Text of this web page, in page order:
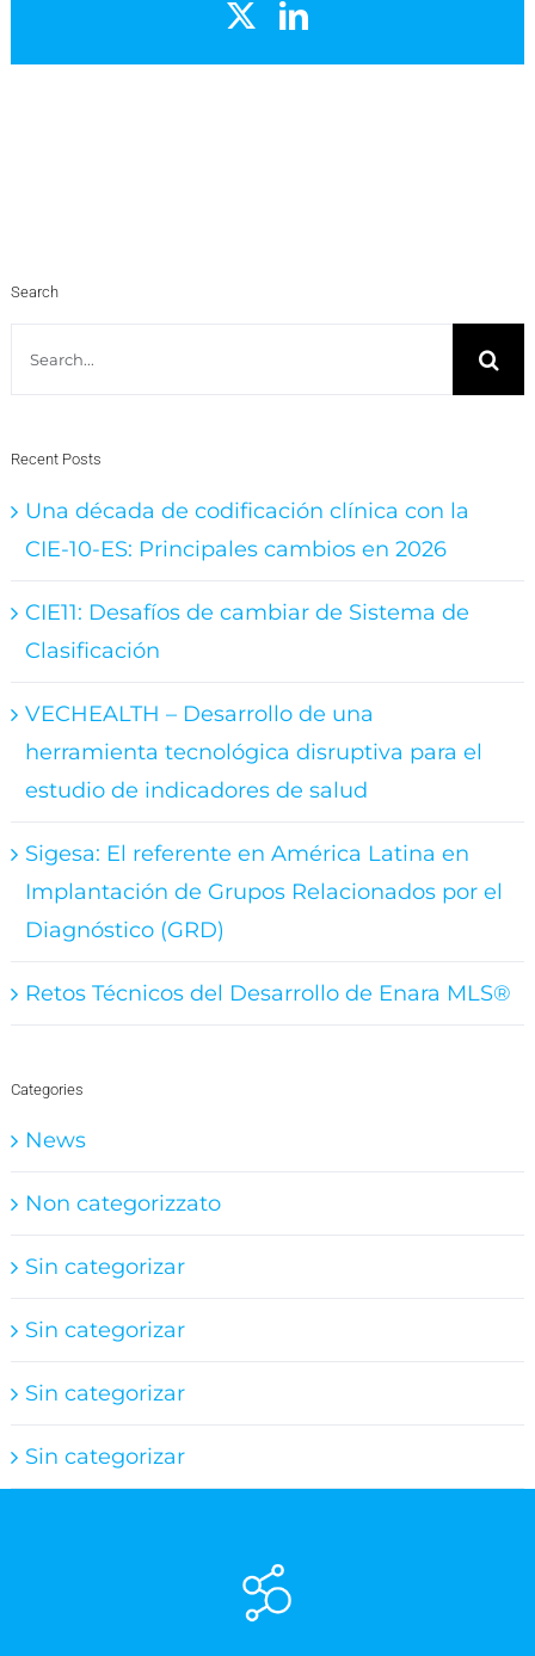
LinkedIn
Search
Recent Posts
Una década de codificación clínica con la
CIE-10-ES: Principales cambios en 2026
CIE11: Desafíos de cambiar de Sistema de
Clasificación
VECHEALTH – Desarrollo de una
herramienta tecnológica disruptiva para el
estudio de indicadores de salud
Sigesa: El referente en América Latina en
Implantación de Grupos Relacionados por el
Diagnóstico (GRD)
Retos Técnicos del Desarrollo de Enara MLS®
Categories
News
Non categorizzato
Sin categorizar
Sin categorizar
Sin categorizar
Sin categorizar